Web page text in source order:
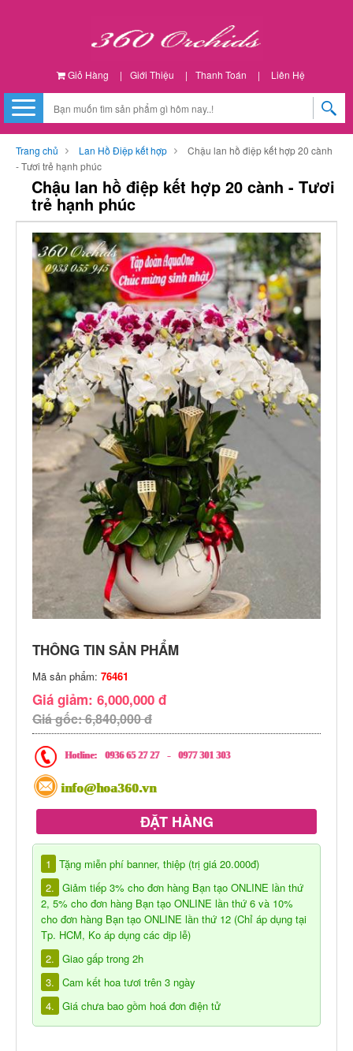
Giỏ Hàng | Giới Thiệu | Thanh Toán | Liên Hệ
Trang chủ Lan Hồ Điệp kết hợp
Chậu lan hồ điệp kết hợp 20 cành
- Tươi trẻ hạnh phúc
Chậu lan hồ điệp kết hợp 20 cành - Tươi
trẻ hạnh phúc
THÔNG TIN SẢN PHẨM
Mã sản phẩm: 76461
Giá giảm: 6,000,000 đ
Giá gốc: 6,840,000 đ
Hotline: 0936 65 27 27 - 0977 301 303
info@hoa360.vn
ĐẶT HÀNG
1
Tặng miễn phí banner, thiệp (trị giá 20.000đ)
2. Giảm tiếp 3% cho đơn hàng Bạn tạo ONLINE lần thứ
2, 5% cho đơn hàng Bạn tạo ONLINE lần thứ 6 và 10%
cho đơn hàng Bạn tạo ONLINE lần thứ 12 (Chỉ áp dụng tại
Tp. HCM, Ko áp dụng các dịp lễ)
2. Giao gấp trong 2h
3. Cam kết hoa tươi trên 3 ngày
4. Giá chưa bao gồm hoá đơn điện tử